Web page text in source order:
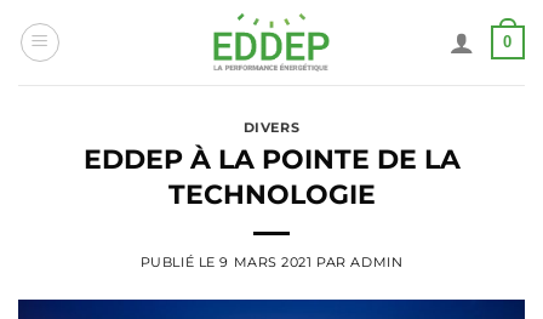
au
0
DIVERS
EDDEP À LA POINTE DE LA
TECHNOLOGIE
PUBLIÉ LE9 MARS 2021 PARADMIN